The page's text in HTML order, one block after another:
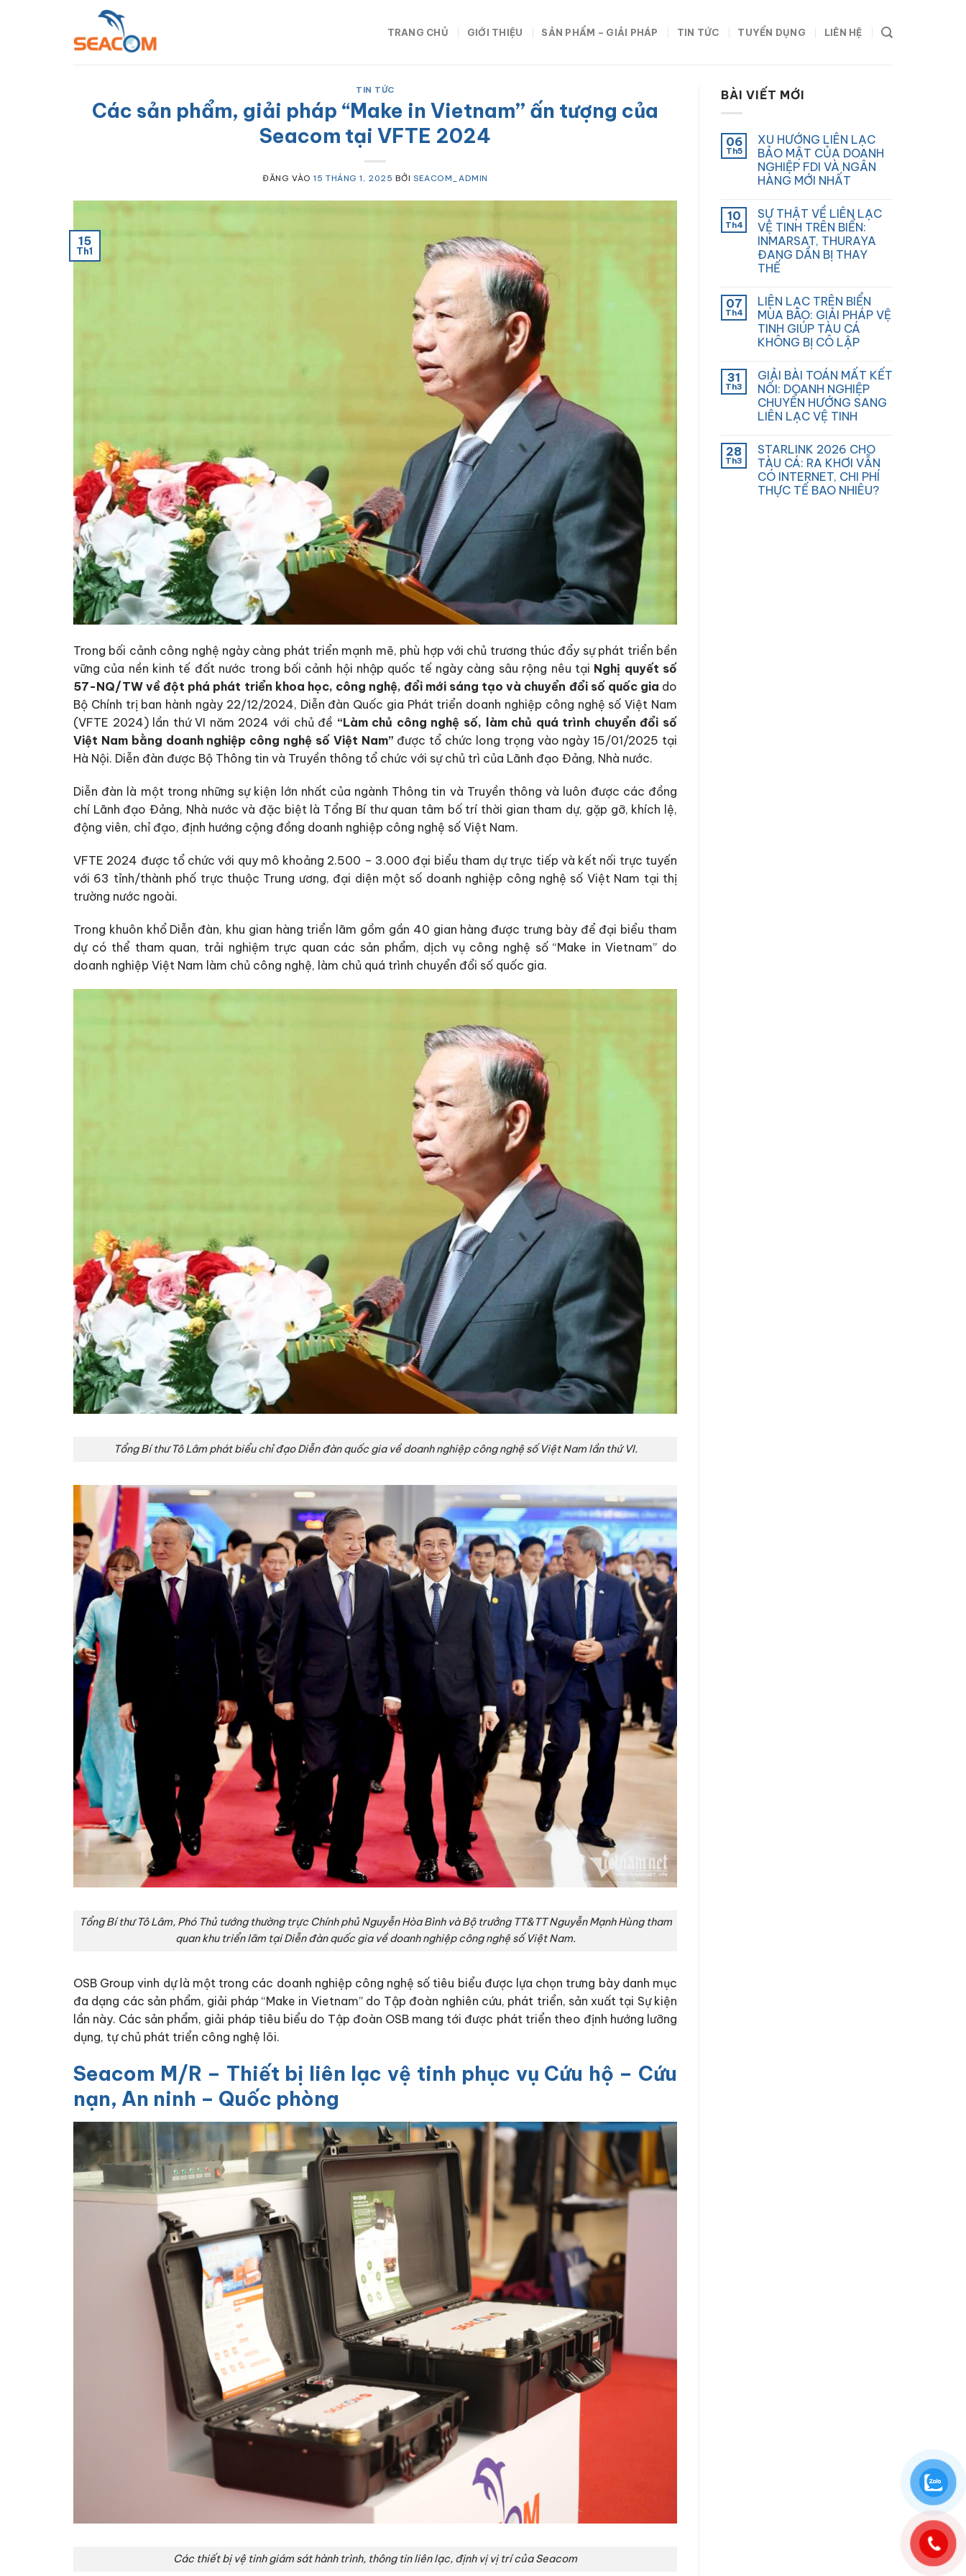
TRANG CHỦ GIỚI THIỆU SẢN PHẨM – GIẢI PHÁP TIN TỨC TUYỂN DỤNG LIÊN HỆ
TIN TỨC
Các sản phẩm, giải pháp “Make in Vietnam’’ ấn tượng của
Seacom tại VFTE 2024
ĐĂNG VÀO15 THÁNG 1, 2025 BỞISEACOM_ADMIN
15
Th1
Trong bối cảnh công nghệ ngày càng phát triển mạnh mẽ, phù hợp với chủ trương thúc đẩy sự phát triển bền
vững của nền kinh tế đất nước trong bối cảnh hội nhập quốc tế ngày càng sâu rộng nêu tại Nghị quyết số
57-NQ/TW về đột phá phát triển khoa học, công nghệ, đổi mới sáng tạo và chuyển đổi số quốc gia do
Bộ Chính trị ban hành ngày 22/12/2024, Diễn đàn Quốc gia Phát triển doanh nghiệp công nghệ số Việt Nam
(VFTE 2024) lần thứ VI năm 2024 với chủ đề “Làm chủ công nghệ số, làm chủ quá trình chuyển đổi số
Việt Nam bằng doanh nghiệp công nghệ số Việt Nam” được tổ chức long trọng vào ngày 15/01/2025 tại
Hà Nội. Diễn đàn được Bộ Thông tin và Truyền thông tổ chức với sự chủ trì của Lãnh đạo Đảng, Nhà nước.
Diễn đàn là một trong những sự kiện lớn nhất của ngành Thông tin và Truyền thông và luôn được các đồng
chí Lãnh đạo Đảng, Nhà nước và đặc biệt là Tổng Bí thư quan tâm bố trí thời gian tham dự, gặp gỡ, khích lệ,
động viên, chỉ đạo, định hướng cộng đồng doanh nghiệp công nghệ số Việt Nam.
VFTE 2024 được tổ chức với quy mô khoảng 2.500 – 3.000 đại biểu tham dự trực tiếp và kết nối trực tuyến
với 63 tỉnh/thành phố trực thuộc Trung ương, đại diện một số doanh nghiệp công nghệ số Việt Nam tại thị
trường nước ngoài.
Trong khuôn khổ Diễn đàn, khu gian hàng triển lãm gồm gần 40 gian hàng được trưng bày để đại biểu tham
dự có thể tham quan, trải nghiệm trực quan các sản phẩm, dịch vụ công nghệ số “Make in Vietnam” do
doanh nghiệp Việt Nam làm chủ công nghệ, làm chủ quá trình chuyển đổi số quốc gia.
Tổng Bí thư Tô Lâm phát biểu chỉ đạo Diễn đàn quốc gia về doanh nghiệp công nghệ số Việt Nam lần thứ VI.
Tổng Bí thư Tô Lâm, Phó Thủ tướng thường trực Chính phủ Nguyễn Hòa Bình và Bộ trưởng TT&TT Nguyễn Mạnh Hùng tham
quan khu triển lãm tại Diễn đàn quốc gia về doanh nghiệp công nghệ số Việt Nam.
OSB Group vinh dự là một trong các doanh nghiệp công nghệ số tiêu biểu được lựa chọn trưng bày danh mục
đa dạng các sản phẩm, giải pháp “Make in Vietnam” do Tập đoàn nghiên cứu, phát triển, sản xuất tại Sự kiện
lần này. Các sản phẩm, giải pháp tiêu biểu do Tập đoàn OSB mang tới được phát triển theo định hướng lưỡng
dụng, tự chủ phát triển công nghệ lõi.
Seacom M/R – Thiết bị liên lạc vệ tinh phục vụ Cứu hộ – Cứu
nạn, An ninh – Quốc phòng
Các thiết bị vệ tinh giám sát hành trình, thông tin liên lạc, định vị vị trí của Seacom
BÀI VIẾT MỚI
06
Th5
XU HƯỚNG LIÊN LẠC
BẢO MẬT CỦA DOANH
NGHIỆP FDI VÀ NGÂN
HÀNG MỚI NHẤT
10
Th4
SỰ THẬT VỀ LIÊN LẠC
VỆ TINH TRÊN BIỂN:
INMARSAT, THURAYA
ĐANG DẦN BỊ THAY
THẾ
07
Th4
LIÊN LẠC TRÊN BIỂN
MÙA BÃO: GIẢI PHÁP VỆ
TINH GIÚP TÀU CÁ
KHÔNG BỊ CÔ LẬP
31
Th3
GIẢI BÀI TOÁN MẤT KẾT
NỐI: DOANH NGHIỆP
CHUYỂN HƯỚNG SANG
LIÊN LẠC VỆ TINH
28
Th3
STARLINK 2026 CHO
TÀU CÁ: RA KHƠI VẪN
CÓ INTERNET, CHI PHÍ
THỰC TẾ BAO NHIÊU?